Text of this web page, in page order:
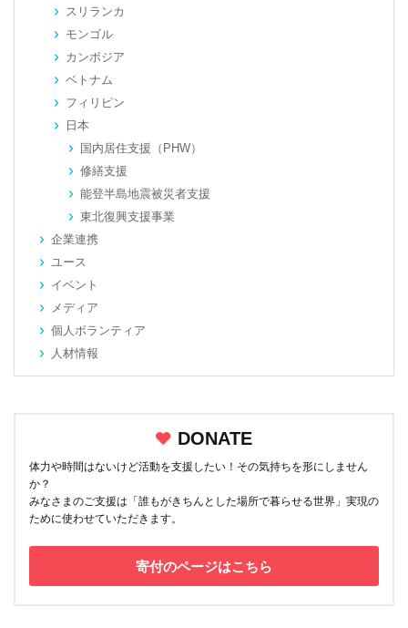
スリランカ
モンゴル
カンボジア
ベトナム
フィリピン
日本
国内居住支援（PHW）
修繕支援
能登半島地震被災者支援
東北復興支援事業
企業連携
ユース
イベント
メディア
個人ボランティア
人材情報
DONATE
体力や時間はないけど活動を支援したい！その気持ちを形にしません
か？
みなさまのご支援は「誰もがきちんとした場所で暮らせる世界」実現の
ために使わせていただきます。
寄付のページはこちら